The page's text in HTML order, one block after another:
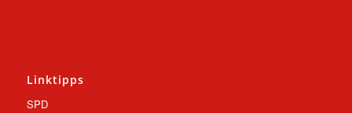
Linktipps
SPD